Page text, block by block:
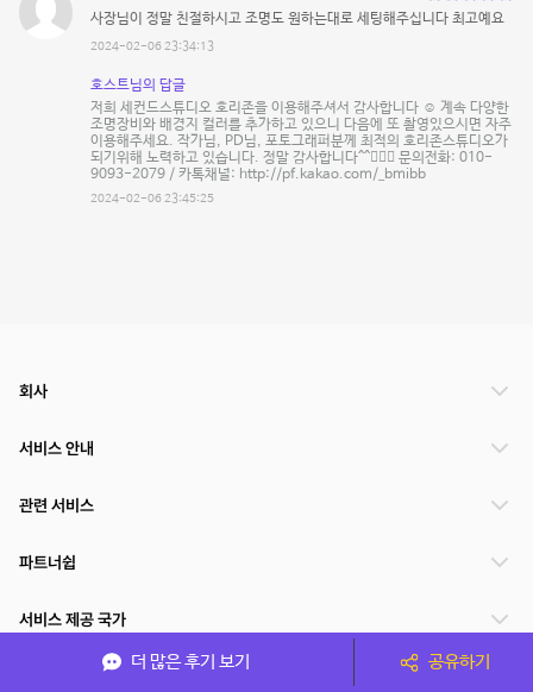
사장님이 정말 친절하시고 조명도 원하는대로 세팅해주십니다 최고예요
2024-02-06 23:34:13
호스트님의 답글
저희 세컨드스튜디오 호리존을 이용해주셔서 감사합니다 ☺️ 계속 다양한
조명장비와 배경지 컬러를 추가하고 있으니 다음에 또 촬영있으시면 자주
이용해주세요. 작가님, PD님, 포토그래퍼분께 최적의 호리존스튜디오가
되기위해 노력하고 있습니다. 정말 감사합니다^^🙇🏻‍♂️ 문의전화: 010-
9093-2079 / 카톡채널: http://pf.kakao.com/_bmibb
2024-02-06 23:45:25
더 많은 후기 보기 공유하기
회사
서비스 안내
관련 서비스
파트너쉽
서비스 제공 국가